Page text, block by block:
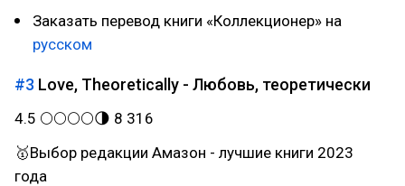
Заказать перевод книги «Коллекционер» на
русском
#3 Love, Theoretically - Любовь, теоретически
4.5 🌕🌕🌕🌕🌗 8 316
🥇Выбор редакции Амазон - лучшие книги 2023
года